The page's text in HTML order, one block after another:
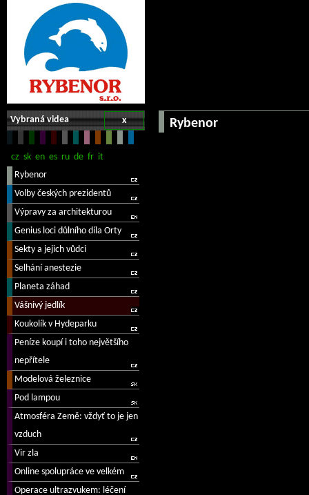
x
Vybraná videa Rybenor